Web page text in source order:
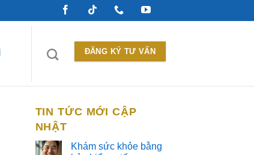
ĐĂNG KÝ TƯ VẤN
TIN TỨC MỚI CẬP
NHẬT
Khám sức khỏe bằng